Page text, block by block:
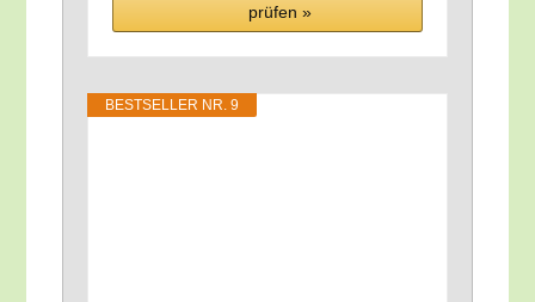
prü­fen »
BEST­SEL­LER NR. 9